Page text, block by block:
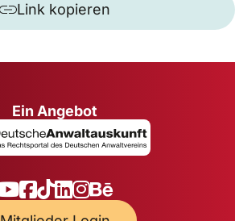
Link kopieren
Ein Angebot